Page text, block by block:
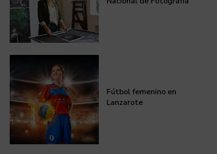
Fútbol femenino en
Lanzarote